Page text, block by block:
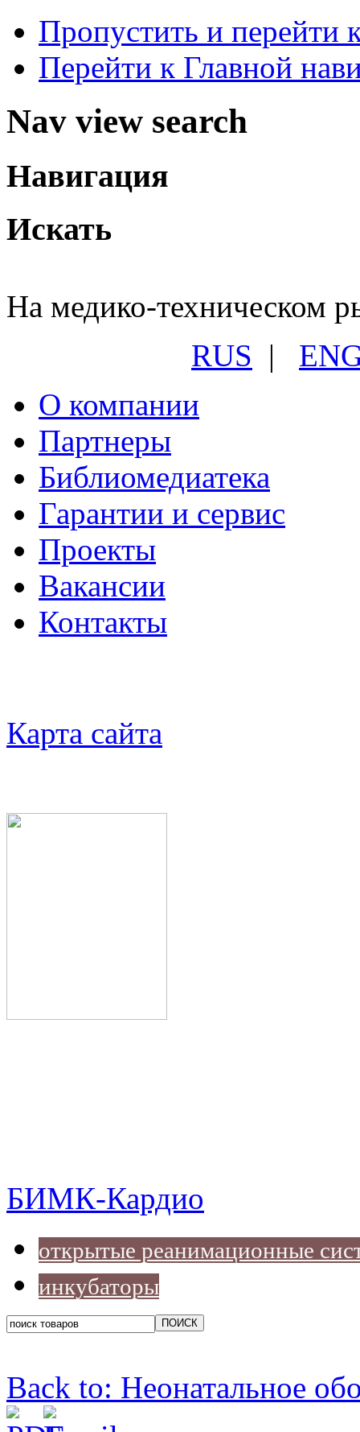
Пропустить и перейти
Перейти к Главной
Nav view search
Навигация
Искать
На медико-техническом
RUS |
О компании
Партнеры
Библиомедиатека
Гарантии и сервис
Проекты
Вакансии
Контакты
Карта сайта
БИМК-Кардио
открытые реанимационные
инкубаторы
Back to: Неонатальное